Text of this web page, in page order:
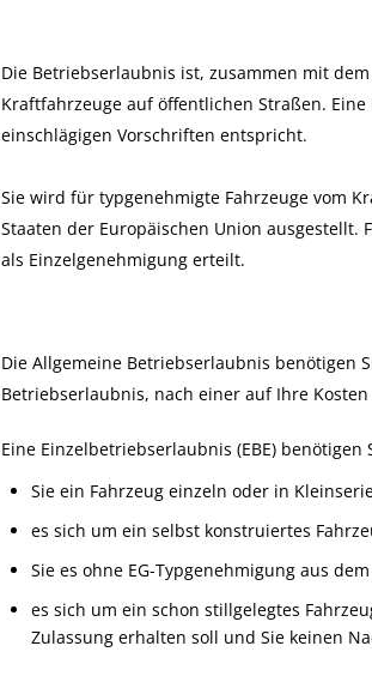
Die Betriebserlaubnis ist, zusammen mit
Kraftfahrzeuge auf öffentlichen Straßen.
einschlägigen Vorschriften entspricht.
Sie wird für typgenehmigte Fahrzeuge vom
Staaten der Europäischen Union ausgestellt.
als Einzelgenehmigung erteilt.
Die Allgemeine Betriebserlaubnis benötigen
Betriebserlaubnis, nach einer auf Ihre
Eine Einzelbetriebserlaubnis (EBE) benötigen
Sie ein Fahrzeug einzeln oder in
es sich um ein selbst konstruiertes
Sie es ohne EG-Typgenehmigung aus
es sich um ein schon stillgelegtes
Zulassung erhalten soll und Sie keinen